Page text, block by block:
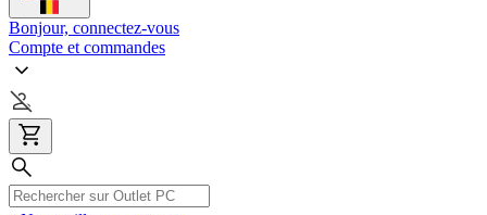
Bonjour, connectez-vous
Compte et commandes